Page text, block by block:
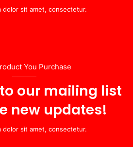
dolor sit amet, consectetur.
You Purchase
our mailing list
new updates!
dolor sit amet, consectetur.